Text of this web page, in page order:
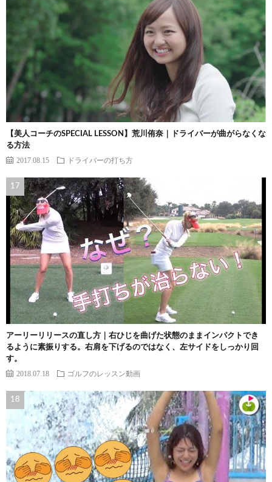
【美人コーチのSPECIAL LESSON】荒川侑奈｜ドライバーが曲がらなくな
る方法
2017.08.15 ドライバーの打ち方
アーリーリリースの直し方｜右ひじを曲げた状態のままインパクトでき
るように素振りする。右肩を下げるのではなく、左サイドをしっかり回
す。
2018.07.18 ゴルフのレッスン動画